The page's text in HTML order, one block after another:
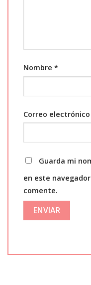
Nombre *
Correo electrónico
Guarda mi
en este
comente.